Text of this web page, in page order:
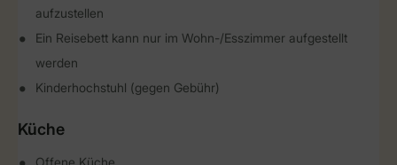
aufzustellen
Ein Reisebett kann nur im Wohn-/Esszimmer aufgestellt
werden
Kinderhochstuhl (gegen Gebühr)
Küche
Offene Küche